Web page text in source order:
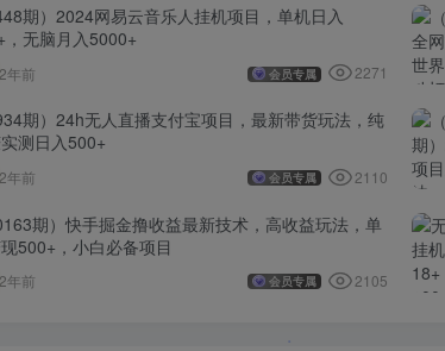
期）2024网易云音乐人挂机项目，单机日入
，无脑月入5000+
2年前 会员专属 2271
期）24h无人直播支付宝项目，最新带货玩法，纯
测日入500+
2年前 会员专属 2110
期）快手掘金撸收益最新技术，高收益玩法，单
500+，小白必备项目
2年前 会员专属 2105